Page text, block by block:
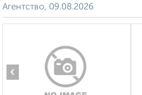
Агентство, 09.08.2026
‹